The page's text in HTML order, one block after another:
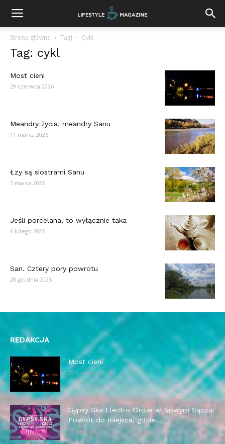
Strona główna Tagi Cykl
Tag: cykl
Most cieni
29 czerwca 2026
Meandry życia, meandry Sanu
11 marca 2026
Łzy są siostrami Sanu
5 marca 2026
Jeśli porcelana, to wyłącznie taka
6 lutego 2026
San. Cztery pory powrotu
28 grudnia 2025
REDAKCJA
Most cieni
29 czerwca 2026
Gypsy Ska Electro Circus w Nowym Sączu.
Powrót do miejsca, gdzie...
13 maja 2026